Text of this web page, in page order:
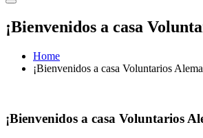
¡Bienvenidos a casa
Home
¡Bienvenidos a casa Voluntarios
¡Bienvenidos a casa Voluntarios